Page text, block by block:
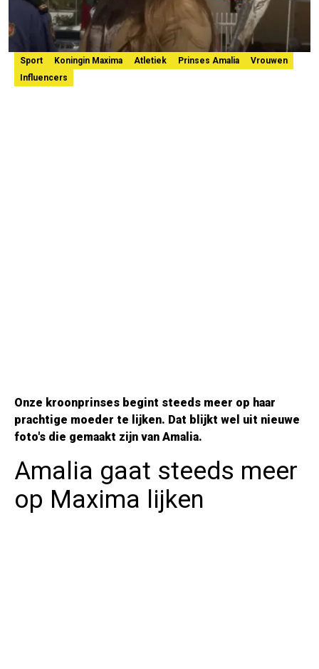
Sport Koningin Maxima Atletiek Prinses Amalia
Vrouwen
Influencers
Onze kroonprinses begint steeds meer op haar
prachtige moeder te lijken. Dat blijkt wel uit nieuwe
foto's die gemaakt zijn van Amalia.
Amalia gaat steeds meer
op Maxima lijken